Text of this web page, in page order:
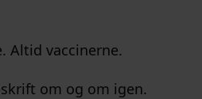
Altid vaccinerne.
om og om igen.